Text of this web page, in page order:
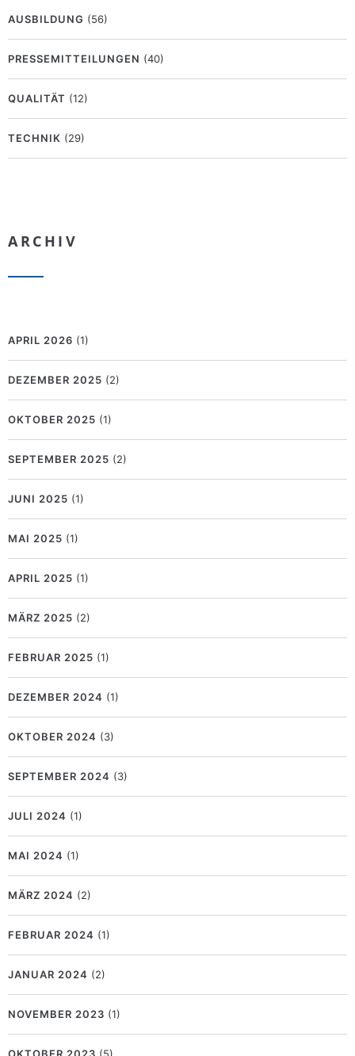
AUSBILDUNG (56)
PRESSEMITTEILUNGEN (40)
QUALITÄT (12)
TECHNIK (29)
ARCHIV
APRIL 2026 (1)
DEZEMBER 2025 (2)
OKTOBER 2025 (1)
SEPTEMBER 2025 (2)
JUNI 2025 (1)
MAI 2025 (1)
APRIL 2025 (1)
MÄRZ 2025 (2)
FEBRUAR 2025 (1)
DEZEMBER 2024 (1)
OKTOBER 2024 (3)
SEPTEMBER 2024 (3)
JULI 2024 (1)
MAI 2024 (1)
MÄRZ 2024 (2)
FEBRUAR 2024 (1)
JANUAR 2024 (2)
NOVEMBER 2023 (1)
OKTOBER 2023 (5)